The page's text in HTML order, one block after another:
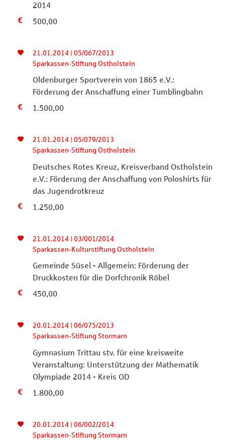
2014
500,00
21.01.2014 | 05/067/2013
Sparkassen-Stiftung Ostholstein
Oldenburger Sportverein von 1865 e.V.:
Förderung der Anschaffung einer Tumblingbahn
1.500,00
21.01.2014 | 05/079/2013
Sparkassen-Stiftung Ostholstein
Deutsches Rotes Kreuz, Kreisverband Ostholstein
e.V.: Förderung der Anschaffung von Poloshirts für
das Jugendrotkreuz
1.250,00
21.01.2014 | 03/001/2014
Sparkassen-Kulturstiftung Ostholstein
Gemeinde Süsel - Allgemein: Förderung der
Druckkosten für die Dorfchronik Röbel
450,00
20.01.2014 | 06/075/2013
Sparkassen-Stiftung Stormarn
Gymnasium Trittau stv. für eine kreisweite
Veranstaltung: Unterstützung der Mathematik
Olympiade 2014 - Kreis OD
1.800,00
20.01.2014 | 06/002/2014
Sparkassen-Stiftung Stormarn